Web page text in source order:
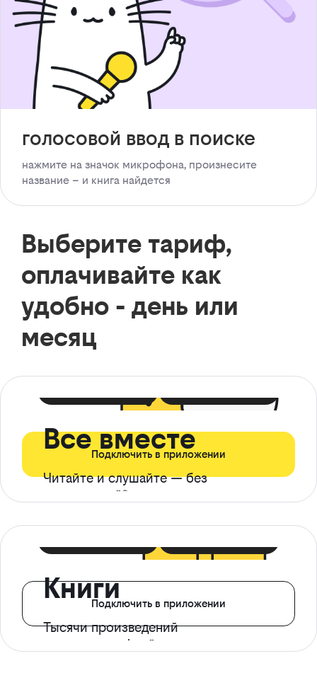
голосовой ввод в поиске
нажмите на значок микрофона, произнесите
название – и книга найдется
Выберите тариф,
оплачивайте как
удобно - день или
месяц
Все вместе
Читайте и слушайте — без
ограничений*
Подключить в приложении
Книги
Тысячи произведений
с доступом офлайн
Подключить в приложении